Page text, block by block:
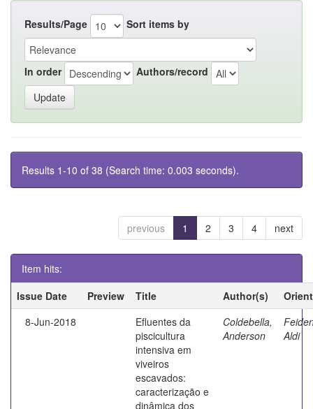
Results/Page Sort items by
In order Authors/record
Results 1-10 of 38 (Search time: 0.003 seconds).
previous 1 2 3 4 next
Item hits:
Issue Date
Preview Title Author(s)
8-Jun-2018
Efluentes da
piscicultura
intensiva em
viveiros
escavados:
caracterização e
dinâmica dos
Coldebella,
Anderson
Aldi